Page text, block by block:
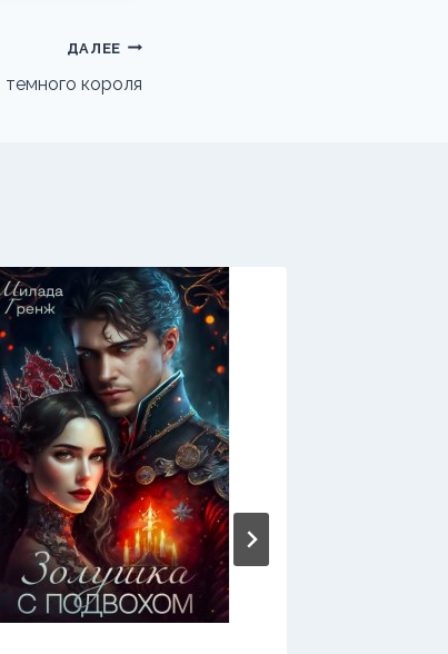
ДАЛЕЕ
короля